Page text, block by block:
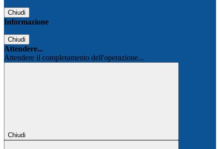
Chiudi
Informazione
Chiudi
Attendere...
Attendere il completamento dell'operazione...
Chiudi